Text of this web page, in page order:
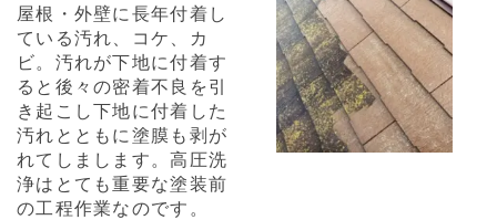
屋根・外壁に長年付着し
ている汚れ、コケ、カ
ビ。汚れが下地に付着す
ると後々の密着不良を引
き起こし下地に付着した
汚れとともに塗膜も剥が
れてしまします。高圧洗
浄はとても重要な塗装前
の工程作業なのです。